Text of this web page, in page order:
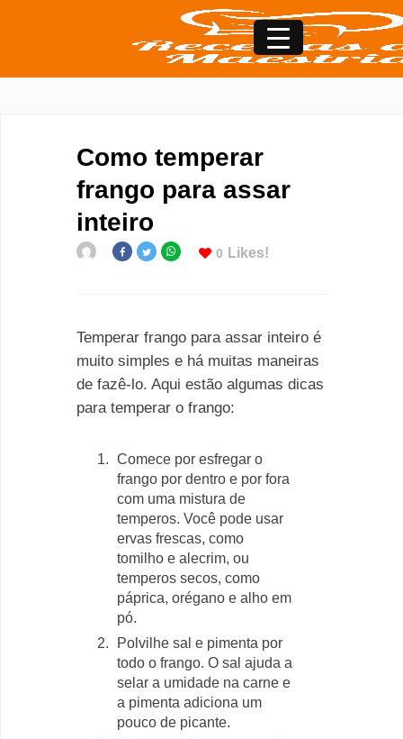
Como temperar
frango para assar
inteiro
0 Likes!
Temperar frango para assar inteiro é
muito simples e há muitas maneiras
de fazê-lo. Aqui estão algumas dicas
para temperar o frango:
Comece por esfregar o
frango por dentro e por fora
com uma mistura de
temperos. Você pode usar
ervas frescas, como
tomilho e alecrim, ou
temperos secos, como
páprica, orégano e alho em
pó.
Polvilhe sal e pimenta por
todo o frango. O sal ajuda a
selar a umidade na carne e
a pimenta adiciona um
pouco de picante.